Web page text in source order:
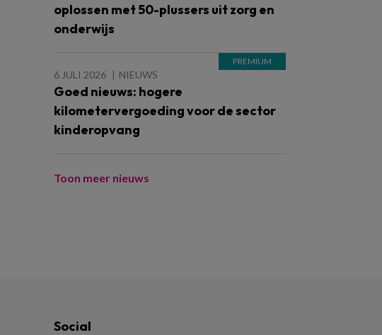
oplossen met 50-plussers uit zorg en
onderwijs
6 JULI 2026 NIEUWS
Goed nieuws: hogere
kilometervergoeding voor de sector
kinderopvang
Toon meer nieuws
Social